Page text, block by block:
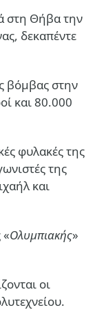
στη Θήβα την
δεκαπέντε
βόμβας στην
και 80.000
φυλακές της
της
και
Ολυμπιακής»
οι